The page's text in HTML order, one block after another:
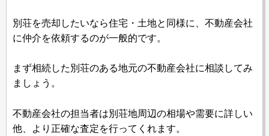
別荘を売却したいなら住宅・土地と同様に、不動産会社
に仲介を依頼するのが一般的です。
まず相続した別荘のある地元の不動産会社に相談してみ
ましょう。
不動産会社の担当者は別荘地周辺の相場や需要に詳しい
他、より正確な査定を行ってくれます。